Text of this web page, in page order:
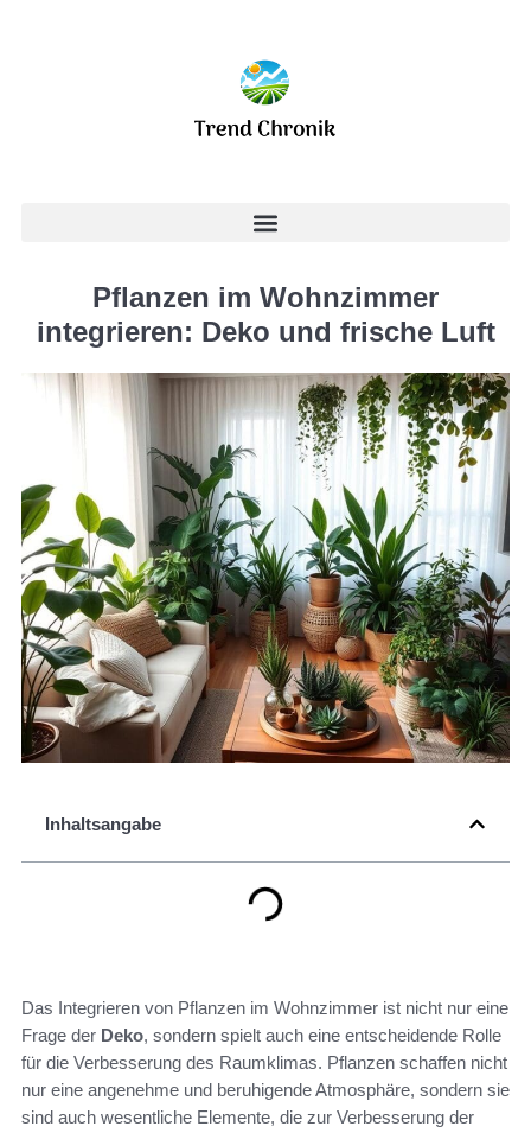
Pflanzen im Wohnzimmer
integrieren: Deko und frische Luft
Inhaltsangabe
Das Integrieren von Pflanzen im Wohnzimmer ist nicht nur eine
Frage der Deko, sondern spielt auch eine entscheidende Rolle
für die Verbesserung des Raumklimas. Pflanzen schaffen nicht
nur eine angenehme und beruhigende Atmosphäre, sondern sie
sind auch wesentliche Elemente, die zur Verbesserung der